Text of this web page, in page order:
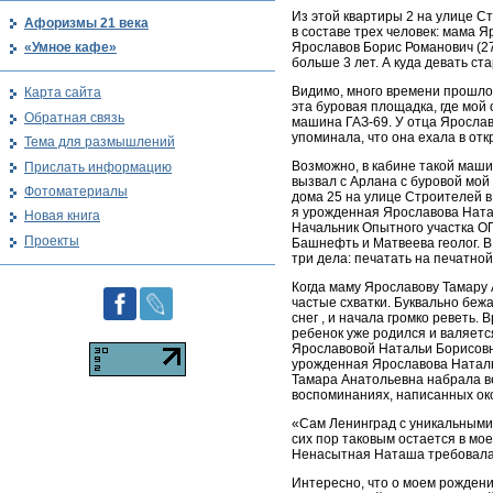
Из этой квартиры 2 на улице
в составе трех человек: мама
Ярославов Борис Романович
больше 3 лет. А куда девать
Видимо, много времени
эта буровая площадка, где
машина ГАЗ-69. У отца
упоминала, что она ехала в
Возможно, в кабине такой
вызвал с Арлана с буровой
дома 25 на улице Строителей
я урожденная Ярославова
Начальник Опытного участка
Башнефть и Матвеева геолог.
три дела: печатать на
Когда маму Ярославову
частые схватки. Буквально
снег , и начала громко
ребенок уже родился и
Ярославовой Натальи
урожденная Ярославова
Тамара Анатольевна набрала
воспоминаниях, написанных
«Сам Ленинград с
сих пор таковым остается в
Ненасытная Наташа
Интересно, что о моем
Афоризмы 21 века
«Умное кафе»
Карта сайта
Обратная связь
Тема для размышлений
Прислать информацию
Фотоматериалы
Новая книга
Проекты